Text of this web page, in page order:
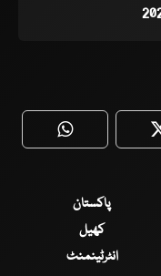
WhatsApp
پاکستان
کھیل
انٹرٹینمنٹ